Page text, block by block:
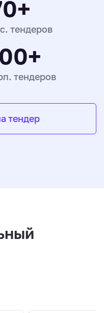
тендер
тендеров
тендеров